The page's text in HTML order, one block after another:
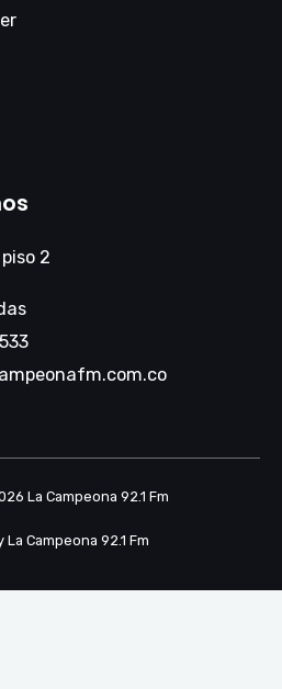
2
La Campeona 92.1 Fm
Campeona 92.1 Fm